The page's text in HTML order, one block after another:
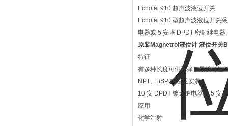
Echotel 910 超声波液位开关
Echotel 910 型超声波液位开关
电器或 5 安培 DPDT 密封继电
原装Magnetrol液位计 液位开关
特征
有多种长度可供选择，最长可达
NPT、BSP 或法兰安装
10 安 DPDT 镀金继电器或 5 安
应用
化学注射